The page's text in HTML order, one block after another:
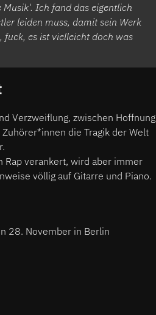
Musik'. Ich fand das eigentlich
leiden muss, damit sein Werk
fuck, es ist vielleicht doch was
Verzweiflung, zwischen Hoffnung
die Tragik der Welt
Rap verankert, wird aber immer
völlig auf Gitarre und Piano.
28. November in Berlin